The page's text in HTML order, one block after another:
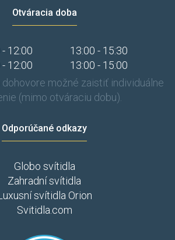
Otváracia doba
- 12:00
13:00 - 15:30
- 12:00
13:00 - 15:00
možné zaistiť individuálne
(mimo otváraciu dobu).
Odporúčané odkazy
Globo svítidla
Zahradní svítidla
svítidla Orion
Svitidla.com